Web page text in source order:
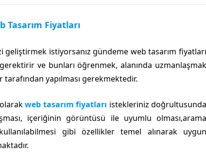
Tasarım Fiyatları
istiyorsanız gündeme web tasarım fiyatları
ve bunları öğrenmek, alanında uzmanlaşmak
yapılması gerekmektedir.
olarakweb tasarım fiyatları istekleriniz doğrultusunda
içeriğinin görüntüsü ile uyumlu olması,arama
gibi özellikler temel alınarak uygun